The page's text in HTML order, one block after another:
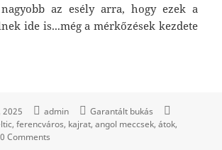
az esély arra, hogy ezek a
ide is...még a mérkőzések kezdete
2025 admin
Garantált bukás
ferencváros kajrat angol meccsek átok
0 Comments